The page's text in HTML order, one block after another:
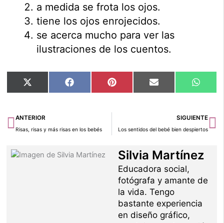
a medida se frota los ojos.
tiene los ojos enrojecidos.
se acerca mucho para ver las
ilustraciones de los cuentos.
Compartir
en
X
(Twitter)
Compartir
en
Facebook Compartir
en
Pinterest Compartir
en
Email
en
Ant
ANTERIOR
Risas, risas y más risas en los bebés
SIGUIENTE
Los sentidos del bebé bien despiertos
Silvia Martínez
Educadora social,
fotógrafa y amante de
la vida. Tengo
bastante experiencia
en diseño gráfico,